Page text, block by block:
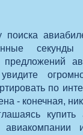
по
- конечная,
купить